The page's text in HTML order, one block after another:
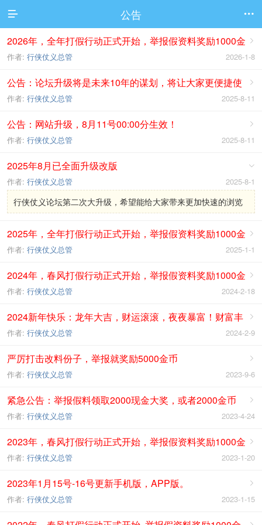
 公告 

2026年，全年打假行动正式开始，举报假资料奖励1000金
币
2026-1-8
作者: 行侠仗义总管

公告：论坛升级将是未来10年的谋划，将让大家更便捷使
用论坛。
2025-8-11
作者: 行侠仗义总管

公告：网站升级，8月11号00:00分生效！
2025-8-11
作者: 行侠仗义总管

2025年8月已全面升级改版
2025-8-1
作者: 行侠仗义总管
行侠仗义论坛第二次大升级，希望能给大家带来更加快速的浏览

2025年，全年打假行动正式开始，举报假资料奖励1000金
币
2025-1-1
作者: 行侠仗义总管

2024年，春风打假行动正式开始，举报假资料奖励1000金
币
2024-2-18
作者: 行侠仗义总管

2024新年快乐：龙年大吉，财运滚滚，夜夜暴富！财富丰
盈！
2024-2-9
作者: 行侠仗义总管

严厉打击改料份子，举报就奖励5000金币
2023-9-6
作者: 行侠仗义总管

紧急公告：举报假料领取2000现金大奖，或者2000金币
2023-4-24
作者: 行侠仗义总管

2023年，春风打假行动正式开始，举报假资料奖励1000金
币
2023-1-20
作者: 行侠仗义总管

2023年1月15号-16号更新手机版，APP版。
2023-1-15
作者: 行侠仗义总管